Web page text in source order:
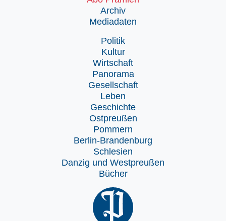
Archiv
Mediadaten
Politik
Kultur
Wirtschaft
Panorama
Gesellschaft
Leben
Geschichte
Ostpreußen
Pommern
Berlin-Brandenburg
Schlesien
Danzig und Westpreußen
Bücher